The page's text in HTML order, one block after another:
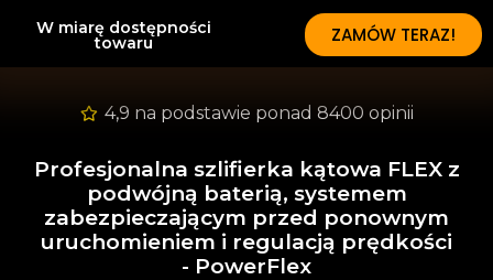
W miarę dostępności
towaru ZAMÓW TERAZ!
4,9 na podstawie ponad 8400 opinii
Profesjonalna szlifierka kątowa FLEX z
podwójną baterią, systemem
zabezpieczającym przed ponownym
uruchomieniem i regulacją prędkości
- PowerFlex